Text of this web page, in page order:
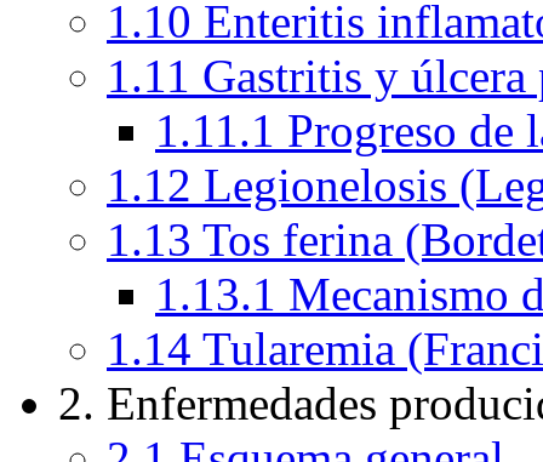
1.10 Enteritis
1.11 Gastritis y
1.11.1 Progreso de
1.12 Legionelosis
1.13 Tos ferina
1.13.1 Mecanismo
1.14 Tularemia
2. Enfermedades